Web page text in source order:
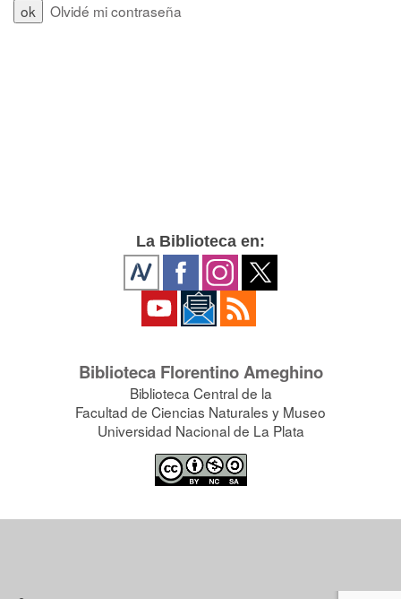
Olvidé mi contraseña
La Biblioteca en:
Biblioteca Florentino Ameghino
Biblioteca Central de la
Facultad de Ciencias Naturales y Museo
Universidad Nacional de La Plata